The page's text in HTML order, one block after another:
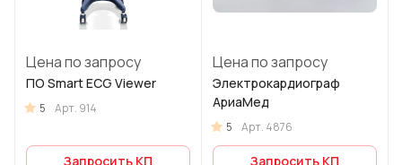
Цена по запросу
ПО Smart ECG Viewer
5 Арт. 914
Запросить КП
Цена по запросу
Электрокардиограф
АриаМед
5 Арт. 4876
Запросить КП